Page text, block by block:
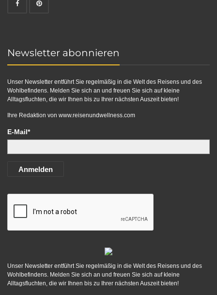
Newsletter abonnieren
Unser Newsletter entführt Sie regelmäßig in die Welt des Reisens und des
Wohlbefindens. Melden Sie sich an und freuen Sie sich auf kleine
Alltagsfluchten, die wir Ihnen bis zu Ihrer nächsten Auszeit bieten!
Ihre Redaktion von www.reisenundwellness.com
E-Mail*
Anmelden
Unser Newsletter entführt Sie regelmäßig in die Welt des Reisens und des
Wohlbefindens. Melden Sie sich an und freuen Sie sich auf kleine
Alltagsfluchten, die wir Ihnen bis zu Ihrer nächsten Auszeit bieten!